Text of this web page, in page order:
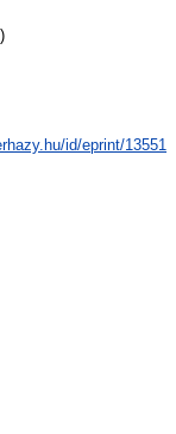
id/eprint/13551